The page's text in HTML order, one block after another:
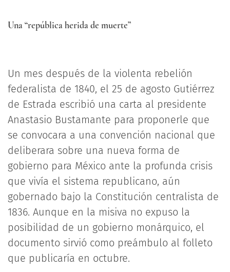
Una “república herida de muerte”
Un mes después de la violenta rebelión
federalista de 1840, el 25 de agosto Gutiérrez
de Estrada escribió una carta al presidente
Anastasio Bustamante para proponerle que
se convocara a una convención nacional que
deliberara sobre una nueva forma de
gobierno para México ante la profunda crisis
que vivía el sistema republicano, aún
gobernado bajo la Constitución centralista de
1836. Aunque en la misiva no expuso la
posibilidad de un gobierno monárquico, el
documento sirvió como preámbulo al folleto
que publicaría en octubre.